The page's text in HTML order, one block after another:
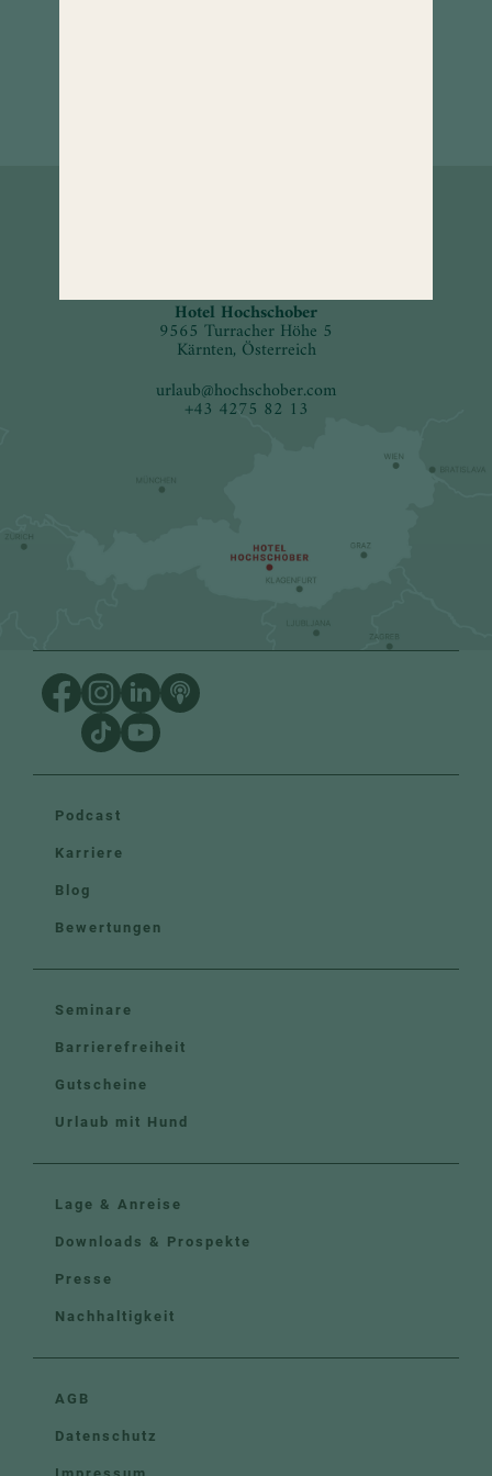
Hotel Hochschober
9565 Turracher Höhe 5
Kärnten, Österreich
urlaub@hochschober.com
+43 4275 82 13
Podcast
Karriere
Blog
Bewertungen
Seminare
Barrierefreiheit
Gutscheine
Urlaub mit Hund
Lage & Anreise
Downloads & Prospekte
Presse
Nachhaltigkeit
AGB
Datenschutz